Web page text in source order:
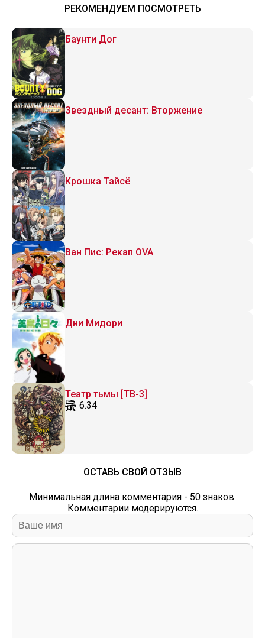
РЕКОМЕНДУЕМ ПОСМОТРЕТЬ
Баунти Дог
Звездный десант: Вторжение
Крошка Тайсё
Ван Пис: Рекап OVA
Дни Мидори
Театр тьмы [ТВ-3]
6.34
ОСТАВЬ СВОЙ ОТЗЫВ
Минимальная длина комментария - 50 знаков.
Комментарии модерируются.